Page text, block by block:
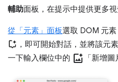
輔助面板，在提示中提供更多視
從「元素」 面板選取 DOM 元素
，即可開始對話，並將該元
一下輸入欄位中的 add_photo_alternate 「新增圖